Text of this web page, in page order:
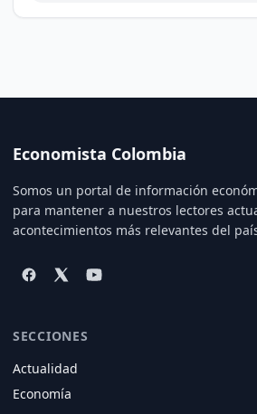
Economista Colombia
Somos un portal de información
para mantener a nuestros lectores
acontecimientos más relevantes del
SECCIONES
Actualidad
Economía